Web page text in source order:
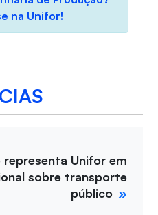
na Unifor!
Unifor em
sobre transporte
público